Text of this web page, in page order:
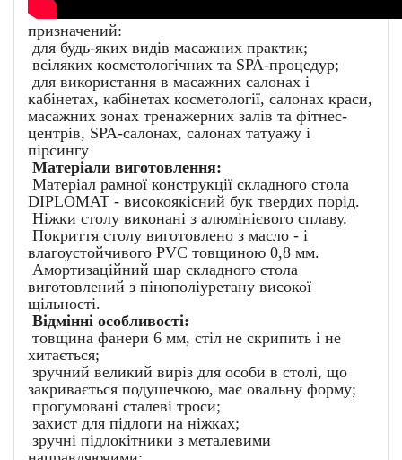
призначений:
для будь-яких видів масажних практик;
всіляких косметологічних та SPA-процедур;
для використання в масажних салонах і
кабінетах, кабінетах косметології, салонах краси,
масажних зонах тренажерних залів та фітнес-
центрів, SPA-салонах, салонах татуажу і
пірсингу
Матеріали виготовлення:
Матеріал рамної конструкції складного стола
DIPLOMAT - високоякісний бук твердих порід.
Ніжки столу виконані з алюмінієвого сплаву.
Покриття столу виготовлено з масло - і
влагоустойчивого PVC товщиною 0,8 мм.
Амортизаційний шар складного стола
виготовлений з пінополіуретану високої
щільності.
Відмінні особливості:
товщина фанери 6 мм, стіл не скрипить і не
хитається;
зручний великий виріз для особи в столі, що
закривається подушечкою, має овальну форму;
прогумовані сталеві троси;
захист для підлоги на ніжках;
зручні підлокітники з металевими